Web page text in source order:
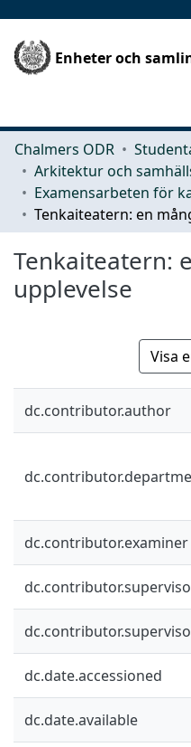
Enheter och
Chalmers ODR
Tenkaiteatern:
upplevelse
Visa
dc.contributor.author
dc.contributor.examiner
dc.date.accessioned
dc.date.available